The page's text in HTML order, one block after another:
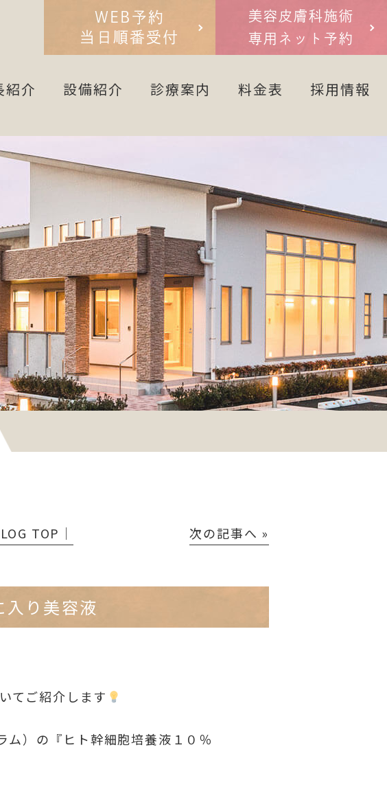
WEB予約
当日順番受付
美容皮膚科施術
専用ネット予約
紹介 設備紹介 診療案内 料金表 採用情報
TOP│ 次の記事へ »
入り美容液
てご紹介します
ム）の『ヒト幹細胞培養液１０％